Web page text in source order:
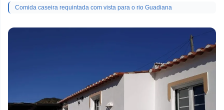
Comida caseira requintada com vista para o rio Guadiana